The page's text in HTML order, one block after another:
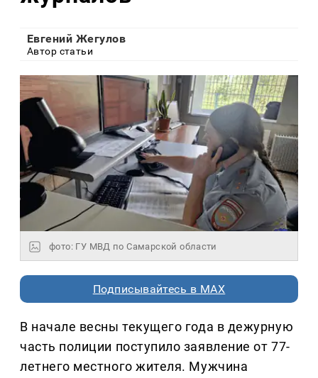
Евгений Жегулов
Автор статьи
фото: ГУ МВД по Самарской области
Подписывайтесь в MAX
В начале весны текущего года в дежурную
часть полиции поступило заявление от 77-
летнего местного жителя. Мужчина